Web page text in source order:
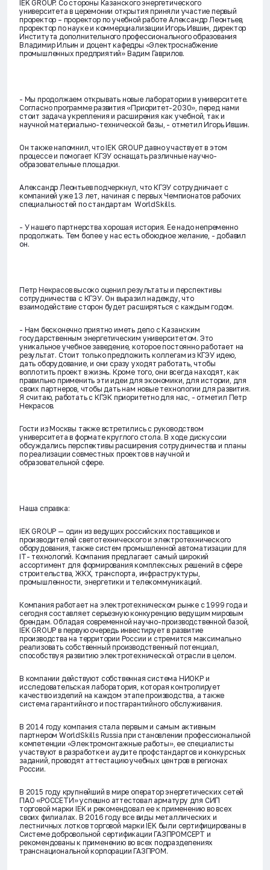
IEK GROUP. Со стороны Казанского энергетического
университета в церемонии открытия приняли участие первый
проректор – проректор по учебной работе Александр Леонтьев,
проректор по науке и коммерциализации Игорь Ившин, директор
Института дополнительного профессионального образования
Владимир Ильин и доцент кафедры «Электроснабжение
промышленных предприятий» Вадим Гаврилов.
- Мы продолжаем открывать новые лаборатории в университете.
Согласно программе развития «Приоритет-2030», перед нами
стоит задача укрепления и расширения как учебной, так и
научной материально-технической базы, - отметил Игорь Ившин.
Он также напомнил, что IEK GROUP давно участвует в этом
процессе и помогает КГЭУ оснащать различные научно-
образовательные площадки.
Александр Леонтьев подчеркнул, что КГЭУ сотрудничает с
компанией уже 13 лет, начиная с первых Чемпионатов рабочих
специальностей по стандартам WorldSkills.
- У нашего партнерства хорошая история. Ее надо непременно
продолжать. Тем более у нас есть обоюдное желание, - добавил
он.
Петр Некрасов высоко оценил результаты и перспективы
сотрудничества с КГЭУ. Он выразил надежду, что
взаимодействие сторон будет расширяться с каждым годом.
- Нам бесконечно приятно иметь дело с Казанским
государственным энергетическим университетом. Это
уникальное учебное заведение, которое постоянно работает на
результат. Стоит только предложить коллегам из КГЭУ идею,
дать оборудование, и они сразу уходят работать, чтобы
воплотить проект в жизнь. Кроме того, они всегда находят, как
правильно применить эти идеи для экономики, для истории, для
своих партнеров, чтобы дать нам новые технологии для развития.
Я считаю, работать с КГЭК приоритетно для нас, - отметил Петр
Некрасов.
Гости из Москвы также встретились с руководством
университета в формате круглого стола. В ходе дискуссии
обсуждались перспективы расширения сотрудничества и планы
по реализации совместных проектов в научной и
образовательной сфере.
Наша справка:
IEK GROUP — один из ведущих российских поставщиков и
производителей светотехнического и электротехнического
оборудования, также систем промышленной автоматизации для
IT- технологий. Компания предлагает самый широкий
ассортимент для формирования комплексных решений в сфере
строительства, ЖКХ, транспорта, инфраструктуры,
промышленности, энергетики и телекоммуникаций.
Компания работает на электротехническом рынке с 1999 года и
сегодня составляет серьезную конкуренцию ведущим мировым
брендам. Обладая современной научно-производственной базой,
IEK GROUP в первую очередь инвестирует в развитие
производства на территории России и стремится максимально
реализовать собственный производственный потенциал,
способствуя развитию электротехнической отрасли в целом.
В компании действуют собственная система НИОКР и
исследовательская лаборатория, которая контролирует
качество изделий на каждом этапе производства, а также
система гарантийного и постгарантийного обслуживания.
В 2014 году компания стала первым и самым активным
партнером WorldSkills Russia при становлении профессиональной
компетенции «Электромонтажные работы», ее специалисты
участвуют в разработке и аудите профстандартов и конкурсных
заданий, проводят аттестацию учебных центров в регионах
России.
В 2015 году крупнейший в мире оператор энергетических сетей
ПАО «РОССЕТИ» успешно аттестовал арматуру для СИП
торговой марки IEK и рекомендовал ее к применению во всех
своих филиалах. В 2016 году все виды металлических и
лестничных лотков торговой марки IEK были сертифицированы в
Системе добровольной сертификации ГАЗПРОМСЕРТ и
рекомендованы к применению во всех подразделениях
транснациональной корпорации ГАЗПРОМ.